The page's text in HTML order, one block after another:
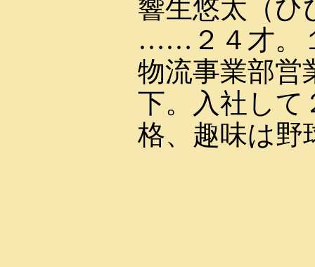
響生悠太（
……２４才。
物流事業部営
下。入社して
格、趣味は野